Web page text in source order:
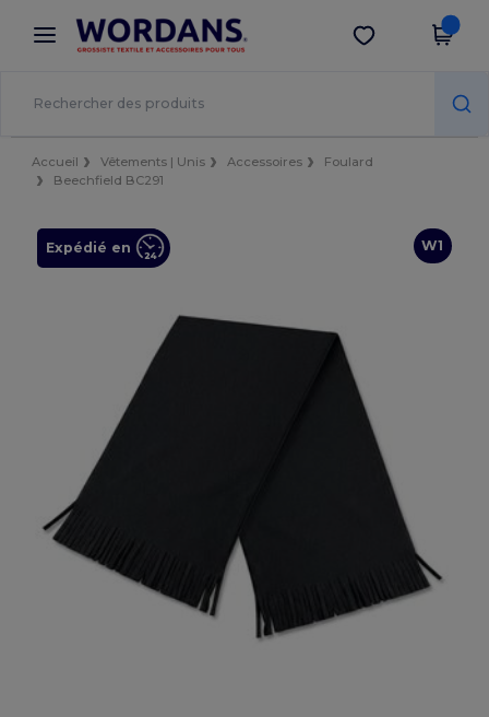
× Appli Wordans
Meilleurs prix sur l’app !
Obtenir l'appli
Accueil Vêtements | Unis Accessoires
Foulard
Beechfield BC291
W1
Expédié en